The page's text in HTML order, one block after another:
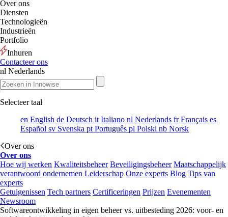
Over ons
Diensten
Technologieën
Industrieën
Portfolio
Inhuren
Contacteer ons
nl Nederlands
Selecteer taal
en English de Deutsch it Italiano nl Nederlands frFrançais es
Español sv Svenska pt Português pl Polski nb Norsk
Over ons
Over ons
Hoe wij werken Kwaliteitsbeheer Beveiligingsbeheer Maatschappelijk
verantwoord ondernemen Leiderschap Onze experts Blog Tips van
experts
Getuigenissen Tech partners Certificeringen Prijzen Evenementen
Newsroom
Softwareontwikkeling in eigen beheer vs. uitbesteding 2026: voor- en